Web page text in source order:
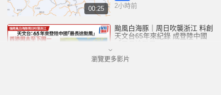
00:25 2小時前
颱風白海豚｜周日吹襲浙江 料創
天文台65年來紀錄 成登陸中國
「最長途颱風」
港聞
瀏覽更多影片